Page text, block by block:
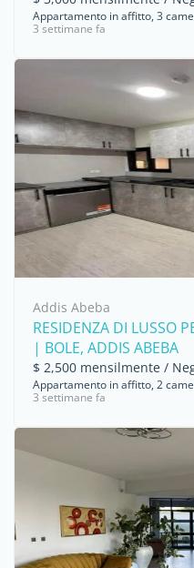
Appartamento in affitto, 3
3 settimane fa
Addis Abeba
RESIDENZA DI LUSSO
| BOLE, ADDIS ABEBA
$ 2,500 mensilmente /
Appartamento in affitto, 2
3 settimane fa